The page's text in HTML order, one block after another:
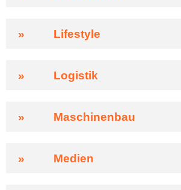
» Lifestyle
» Logistik
» Maschinenbau
» Medien